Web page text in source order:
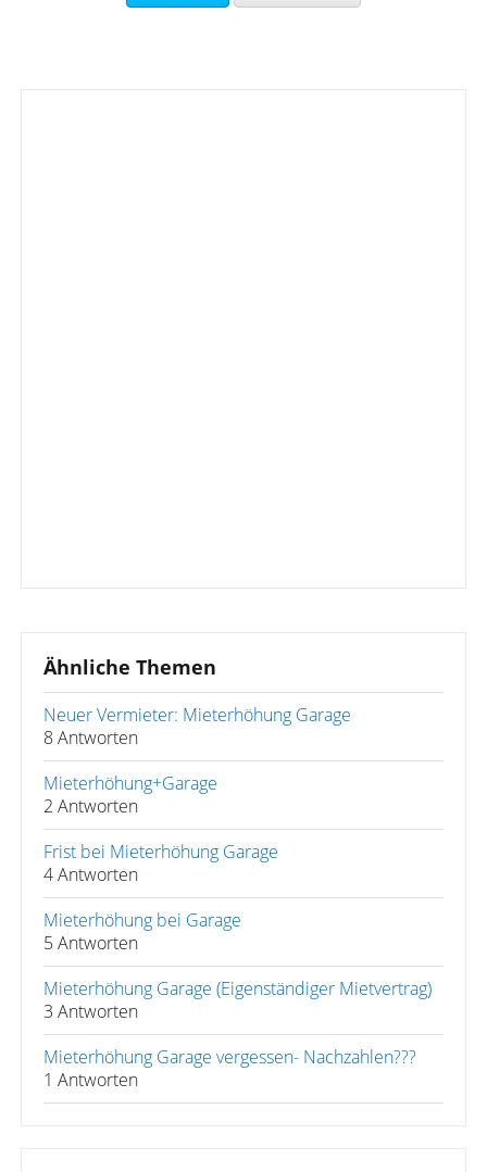
Ähnliche Themen
Neuer Vermieter: Mieterhöhung Garage
8 Antworten
Mieterhöhung+Garage
2 Antworten
Frist bei Mieterhöhung Garage
4 Antworten
Mieterhöhung bei Garage
5 Antworten
Mieterhöhung Garage (Eigenständiger Mietvertrag)
3 Antworten
Mieterhöhung Garage vergessen- Nachzahlen???
1 Antworten